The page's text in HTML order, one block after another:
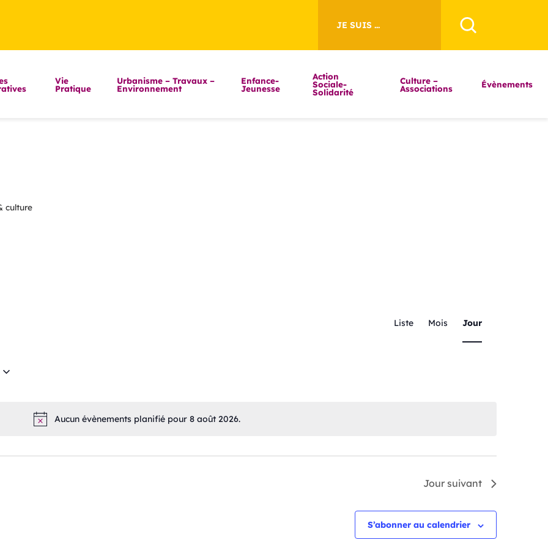
JE SUIS ...
Vie
Pratique
Urbanisme – Travaux –
Environnement
Enfance-
Jeunesse
Action
Sociale-
Solidarité
Culture –
Associations Évènements
culture
Notice
Aucun évènements planifié pour 8 août 2026.
DE
VUES
Liste Mois Jour
Jour suivant
S’abonner au calendrier